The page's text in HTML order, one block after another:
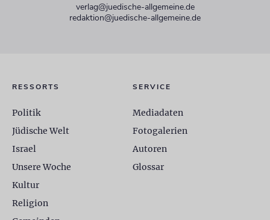
verlag@juedische-allgemeine.de
redaktion@juedische-allgemeine.de
RESSORTS
Politik
Jüdische Welt
Israel
Unsere Woche
Kultur
Religion
SERVICE
Mediadaten
Fotogalerien
Autoren
Glossar